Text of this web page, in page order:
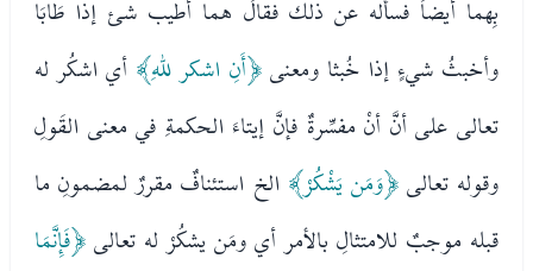
بِهما أيضاً فسأله عن ذلك فقالَ هما أطيب شئ إذا طَابَا
وأخبثُ شيءٍ إذا خُبثا ومعنى﴿أَنِ اشكر للهِ﴾ أي اشكُر له
تعالى على أنَّ أنْ مفسِّرةٌ فإنَّ إيتاءَ الحكمةِ في معنى القَولِ
وقوله تعالى﴿وَمَن يَشْكُرْ﴾ الخ استئنافٌ مقررٌ لمضمونِ ما
قبله موجبٌ للامتثالِ بالأمر أي ومَن يشكُرْ له تعالى﴿فَإِنَّمَا